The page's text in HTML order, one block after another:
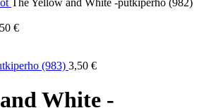
The Yellow and White -putkiperho (982)
€
(983) 3,50 €
White -